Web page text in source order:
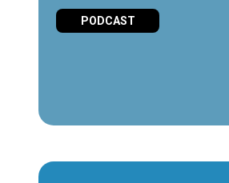
PODCAST